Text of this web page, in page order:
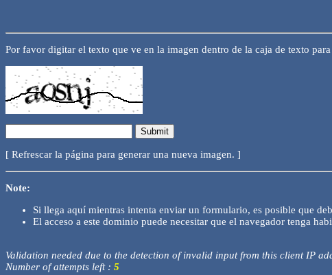
Por favor digitar el texto que ve en la imagen dentro de la caja de texto
[ Refrescar la página para generar una nueva imagen. ]
Note:
Si llega aquí mientras intenta enviar un formulario, es posible que
El acceso a este dominio puede necesitar que el navegador tenga
Validation needed due to the detection of invalid input from this client IP
Number of attempts left : 5